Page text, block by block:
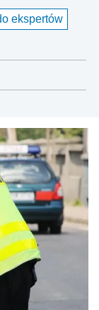
ekspertów